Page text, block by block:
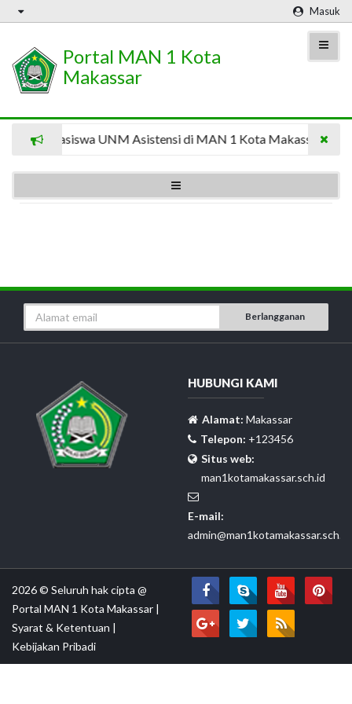
Masuk
Portal MAN 1 Kota
Makassar
8 Mahasiswa UNM Asistensi di MAN 1 Kota Makassar
Berlangganan
HUBUNGI KAMI
Alamat: Makassar
Telepon: +123456
Situs web:
man1kotamakassar.sch.id
E-mail:
admin@man1kotamakassar.sch.id
2026 © Seluruh hak cipta @
Portal MAN 1 Kota Makassar |
Syarat & Ketentuan |
Kebijakan Pribadi